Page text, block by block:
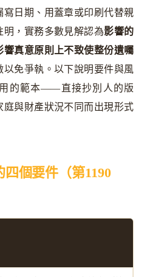
寫日期、用蓋章或印刷代替親
，實務多數見解認為影響的
響真意原則上不致使整份遺囑
以免爭執。以下說明要件與風
的範本——直接抄別人的版
與財產狀況不同而出現形式
個要件（第1190